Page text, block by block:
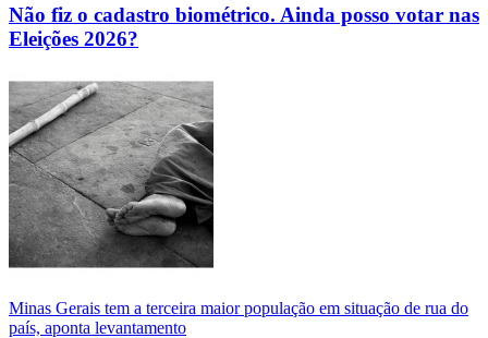
Não fiz o cadastro biométrico. Ainda posso votar nas
Eleições 2026?
Minas Gerais tem a terceira maior população em situação de rua do
país, aponta levantamento